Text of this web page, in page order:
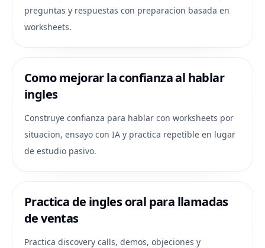
preguntas y respuestas con preparacion basada en
worksheets.
Como mejorar la confianza al hablar
ingles
Construye confianza para hablar con worksheets por
situacion, ensayo con IA y practica repetible en lugar
de estudio pasivo.
Practica de ingles oral para llamadas
de ventas
Practica discovery calls, demos, objeciones y